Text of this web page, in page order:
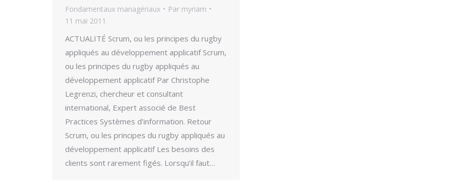
Fondamentaux managériaux Par myriam
11 mai 2011
ACTUALITÉ Scrum, ou les principes du rugby
appliqués au développement applicatif Scrum,
ou les principes du rugby appliqués au
développement applicatif Par Christophe
Legrenzi, chercheur et consultant
international, Expert associé de Best
Practices Systèmes d’information. Retour
Scrum, ou les principes du rugby appliqués au
développement applicatif Les besoins des
clients sont rarement figés. Lorsqu’il faut…